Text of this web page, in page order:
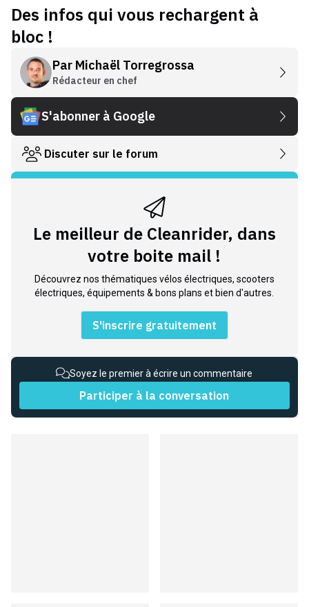
Des infos qui vous rechargent à
bloc !
Par Michaël Torregrossa
Rédacteur en chef
S'abonner à Google
Discuter sur le forum
Le meilleur de Cleanrider, dans
votre boite mail !
Découvrez nos thématiques vélos électriques, scooters
électriques, équipements & bons plans et bien d'autres.
S'inscrire gratuitement
Soyez le premier à écrire un commentaire
Participer à la conversation